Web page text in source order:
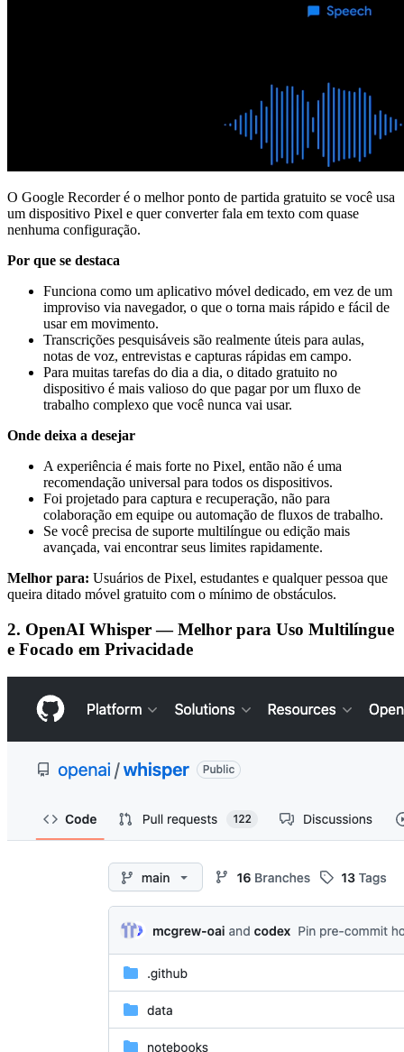
O Google Recorder é o melhor ponto de partida gratuito se você usa
um dispositivo Pixel e quer converter fala em texto com quase
nenhuma configuração.
Por que se destaca
Funciona como um aplicativo móvel dedicado, em vez de um
improviso via navegador, o que o torna mais rápido e fácil de
usar em movimento.
Transcrições pesquisáveis são realmente úteis para aulas,
notas de voz, entrevistas e capturas rápidas em campo.
Para muitas tarefas do dia a dia, o ditado gratuito no
dispositivo é mais valioso do que pagar por um fluxo de
trabalho complexo que você nunca vai usar.
Onde deixa a desejar
A experiência é mais forte no Pixel, então não é uma
recomendação universal para todos os dispositivos.
Foi projetado para captura e recuperação, não para
colaboração em equipe ou automação de fluxos de trabalho.
Se você precisa de suporte multilíngue ou edição mais
avançada, vai encontrar seus limites rapidamente.
Melhor para: Usuários de Pixel, estudantes e qualquer pessoa que
queira ditado móvel gratuito com o mínimo de obstáculos.
2. OpenAI Whisper — Melhor para Uso Multilíngue
e Focado em Privacidade